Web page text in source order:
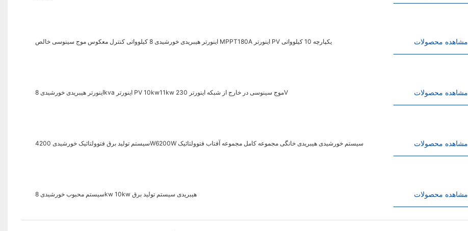
اینورتر هیبریدی خورشیدی 8 کیلوواتی کنترل معکوس موج سینوسی خالص MPPT180A اینورتر PV یکپارچه 10 کیلوواتی مشاهده محصولات
اینورتر هیبریدی خورشیدی 8kva اینورتر PV 10kw11kw موج سینوسی در خارج از شبکه اینورتر 230V مشاهده محصولات
سیستم تولید برق فتوولتائیک خورشیدی 4200W6200W سیستم خورشیدی هیبریدی خانگی مجموعه کامل مجموعه آفتاب فتوولتائیک مشاهده محصولات
سیستم محبوب خورشیدی 8kw 10kw هیبریدی سیستم تولید برق مشاهده محصولات